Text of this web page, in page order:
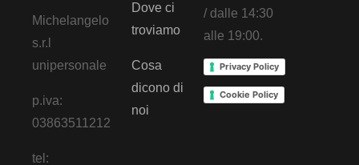
Michelangelo
s.r.l
unipersonale
p.iva:
03863511212
tel:
Dove ci
troviamo
Cosa
dicono di
noi
/ dalle 14:30
alle 19:00.
Privacy Policy
Cookie Policy